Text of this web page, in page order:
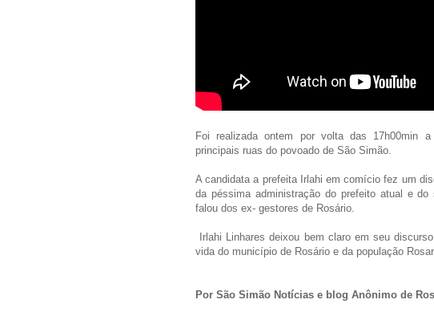
Foi realizada ontem por volta das 17h00min
principais ruas do povoado de São Simão.
A candidata a prefeita Irlahi em comício fez um
da péssima administração do prefeito atual e
falou dos ex- gestores de Rosário.
Irlahi Linhares deixou bem claro em seu
vida do município de Rosário e da população
Por São Simão Notícias e blog Anônimo de